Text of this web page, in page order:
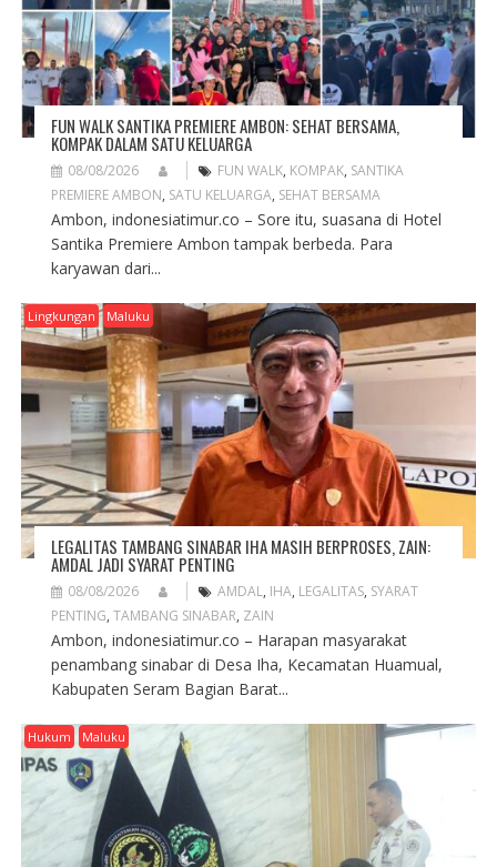
FUN WALK SANTIKA PREMIERE AMBON: SEHAT BERSAMA,
KOMPAK DALAM SATU KELUARGA
08/08/2026 FUN WALK, KOMPAK, SANTIKA
PREMIERE AMBON, SATU KELUARGA, SEHAT BERSAMA
Ambon, indonesiatimur.co – Sore itu, suasana di Hotel
Santika Premiere Ambon tampak berbeda. Para
karyawan dari...
Lingkungan Maluku
LEGALITAS TAMBANG SINABAR IHA MASIH BERPROSES, ZAIN:
AMDAL JADI SYARAT PENTING
08/08/2026 AMDAL, IHA, LEGALITAS, SYARAT
PENTING, TAMBANG SINABAR, ZAIN
Ambon, indonesiatimur.co – Harapan masyarakat
penambang sinabar di Desa Iha, Kecamatan Huamual,
Kabupaten Seram Bagian Barat...
Hukum Maluku